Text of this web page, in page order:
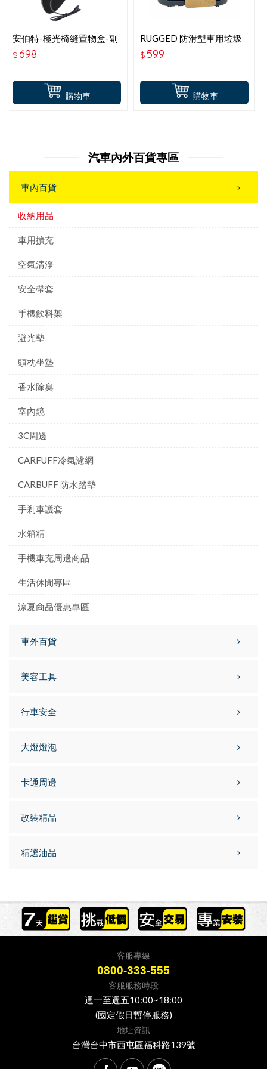
購物車
安伯特-極光椅縫置物盒-副
駕-USB-TYPE C充電
$698
購物車
RUGGED 防滑型車用垃圾
桶 PF-436
$ 599
汽車內外百貨專區
車內百貨
收納用品
車用擴充
空氣清淨
安全帶套
手機飲料架
避光墊
頭枕坐墊
香水除臭
室內鏡
3C周邊
CARFUFF冷氣濾網
CARBUFF 防水踏墊
手剎車護套
水箱精
手機車充周邊商品
生活休閒專區
涼夏商品優惠專區
車外百貨
美容工具
行車安全
大燈燈泡
卡通周邊
改裝精品
精選油品
客服專線
0800-333-555
客服服務時段
週一至週五10:00~18:00
(國定假日暫停服務)
地址資訊
台灣台中市西屯區福科路139號